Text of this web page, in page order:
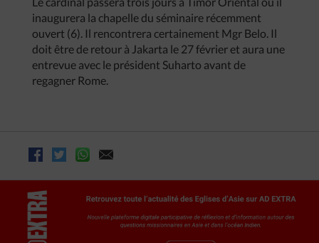
inaugurera la chapelle du séminaire récemment
ouvert (6). Il rencontrera certainement Mgr Belo. Il
doit être de retour à Jakarta le 27 février et aura une
entrevue avec le président Suharto avant de
regagner Rome.